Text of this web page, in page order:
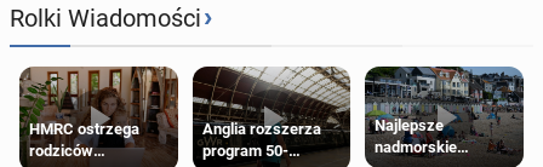
Rolki Wiadomości›
HMRC ostrzega
rodziców
Anglia rozszerza
program 50-
Najlepsze
nadmorskie